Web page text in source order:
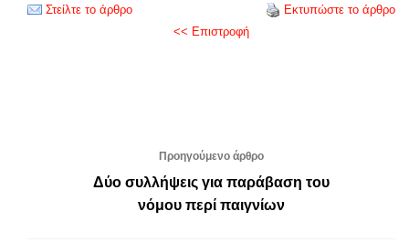
Στείλτε το άρθρο
Εκτυπώστε το άρθρο
<< Επιστροφή
Προηγούμενο άρθρο
Δύο συλλήψεις για παράβαση του
νόμου περί παιγνίων